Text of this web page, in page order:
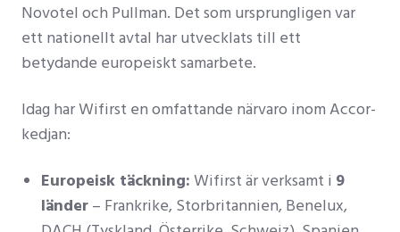
Novotel och Pullman. Det som ursprungligen var
ett nationellt avtal har utvecklats till ett
betydande europeiskt samarbete.
Idag har Wifirst en omfattande närvaro inom Accor-
kedjan:
Europeisk täckning: Wifirst är verksamt i 9
länder– Frankrike, Storbritannien, Benelux,